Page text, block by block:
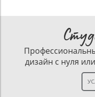
дизайн с нуля